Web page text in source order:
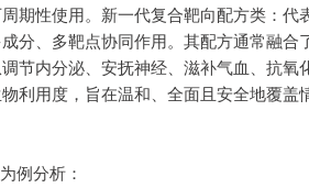
期性使用。新一代复合靶向配方类：
分、多靶点协同作用。其配方通常融
节内分泌、安抚神经、滋补气血、抗
利用度，旨在温和、全面且安全地覆
例分析：